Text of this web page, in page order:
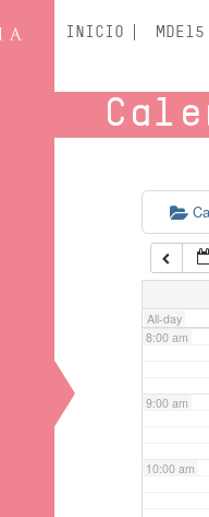
INICIO MDE15
All-day
5:00 am
6:00 am
7:00 am
8:00 am
9:00 am
10:00 am